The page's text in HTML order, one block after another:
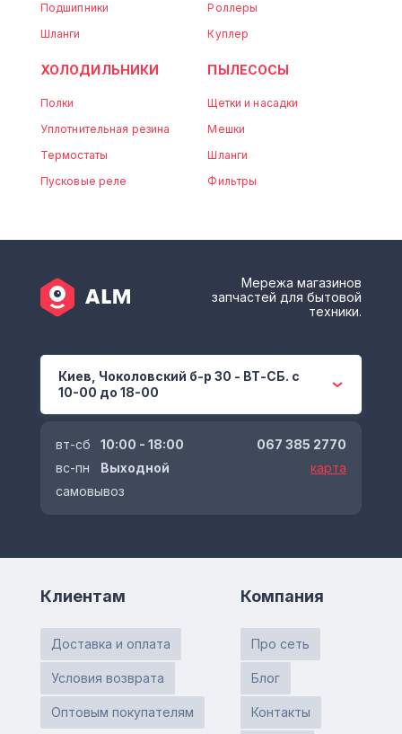
Подшипники
Шланги
Роллеры
Куплер
ХОЛОДИЛЬНИКИ
Полки
Уплотнительная резина
Термостаты
Пусковые реле
ПЫЛЕСОСЫ
Щетки и насадки
Мешки
Шланги
Фильтры
Мережа магазинов
запчастей для бытовой
техники.
Киев, Чоколовский б-р 30 - ВТ-СБ. с
10-00 до 18-00
вт-сб
10:00 - 18:00
вс-пн
Выходной
самовывоз
067 385 2770
карта
Клиентам
Доставка и оплата
Условия возврата
Оптовым покупателям
Компания
Про сеть
Блог
Контакты